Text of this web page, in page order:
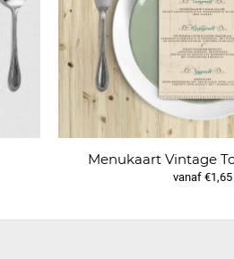
Menukaart Vintage
vanaf €1,65